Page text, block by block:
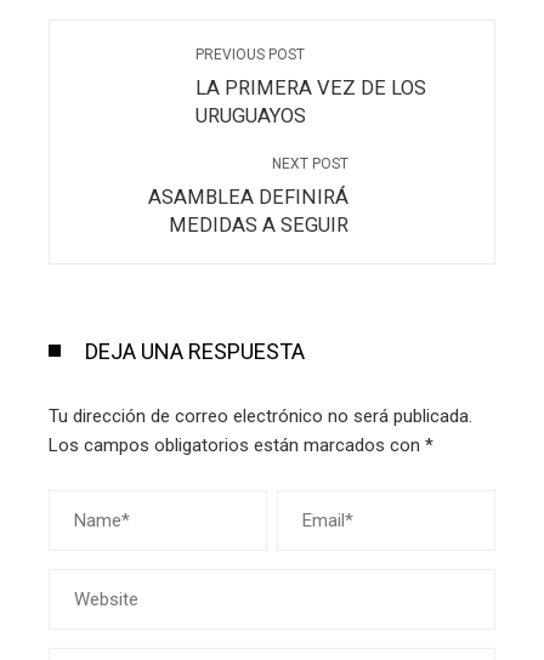
PREVIOUS POST
LA PRIMERA VEZ DE LOS
URUGUAYOS
NEXT POST
ASAMBLEA DEFINIRÁ
MEDIDAS A SEGUIR
DEJA UNA RESPUESTA
Tu dirección de correo electrónico no será publicada.
Los campos obligatorios están marcados con *